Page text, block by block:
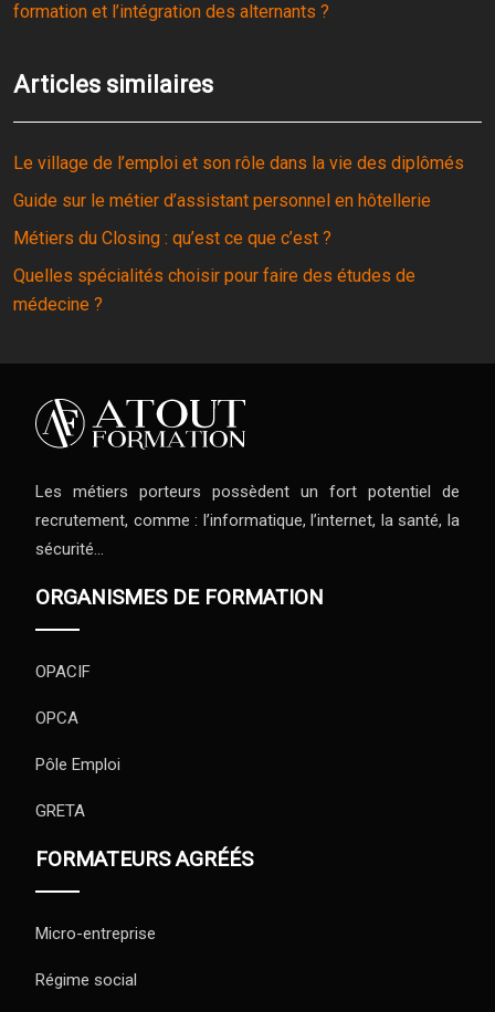
formation et l’intégration des alternants ?
Articles similaires
Le village de l’emploi et son rôle dans la vie des diplômés
Guide sur le métier d’assistant personnel en hôtellerie
Métiers du Closing : qu’est ce que c’est ?
Quelles spécialités choisir pour faire des études de
médecine ?
Les métiers porteurs possèdent un fort potentiel de
recrutement, comme : l’informatique, l’internet, la santé, la
sécurité…
ORGANISMES DE FORMATION
OPACIF
OPCA
Pôle Emploi
GRETA
FORMATEURS AGRÉÉS
Micro-entreprise
Régime social